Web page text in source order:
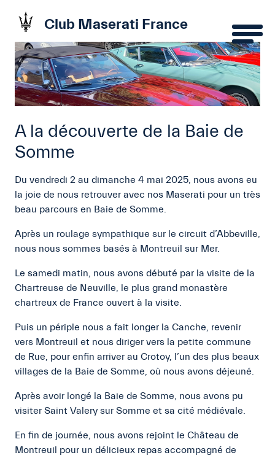
Club Maserati France
A la découverte de la Baie de
Somme
Du vendredi 2 au dimanche 4 mai 2025, nous avons eu
la joie de nous retrouver avec nos Maserati pour un très
beau parcours en Baie de Somme.
Après un roulage sympathique sur le circuit d’Abbeville,
nous nous sommes basés à Montreuil sur Mer.
Le samedi matin, nous avons débuté par la visite de la
Chartreuse de Neuville, le plus grand monastère
chartreux de France ouvert à la visite.
Puis un périple nous a fait longer la Canche, revenir
vers Montreuil et nous diriger vers la petite commune
de Rue, pour enfin arriver au Crotoy, l’un des plus beaux
villages de la Baie de Somme, où nous avons déjeuné.
Après avoir longé la Baie de Somme, nous avons pu
visiter Saint Valery sur Somme et sa cité médiévale.
En fin de journée, nous avons rejoint le Château de
Montreuil pour un délicieux repas accompagné de